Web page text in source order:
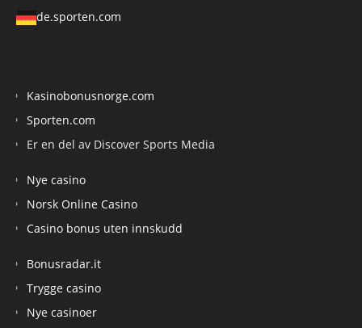
de.sporten.com
Kasinobonusnorge.com
Sporten.com
Er en del av Discover Sports Media
Nye casino
Norsk Online Casino
Casino bonus uten innskudd
Bonusradar.it
Trygge casino
Nye casinoer